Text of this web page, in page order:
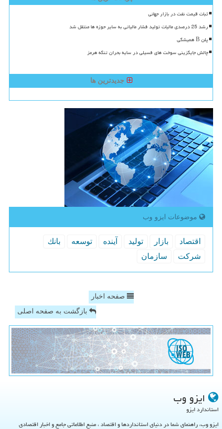
ثبات قیمت نفت در بازار جهانی
رشد 25 درصدی مالیات تولید فشار مالیاتی به سایر حوزه ها منتقل شد
پلن B همیشگی
چالش جایگزینی سوخت های فسیلی در سایه بحران تنگه هرمز
جدیدترین ها
موضوعات ایزو وب
اقتصاد بازار تولید آینده توسعه
بانك
شركت
سازمان
صفحه اخبار
بازگشت به صفحه اصلی
ایزو وب
استاندارد ایزو
ایزو وب، راهنمای شما در دنیای استانداردها و اقتصاد ، منبع اطلاعاتی جامع و اخبار اقتصادی